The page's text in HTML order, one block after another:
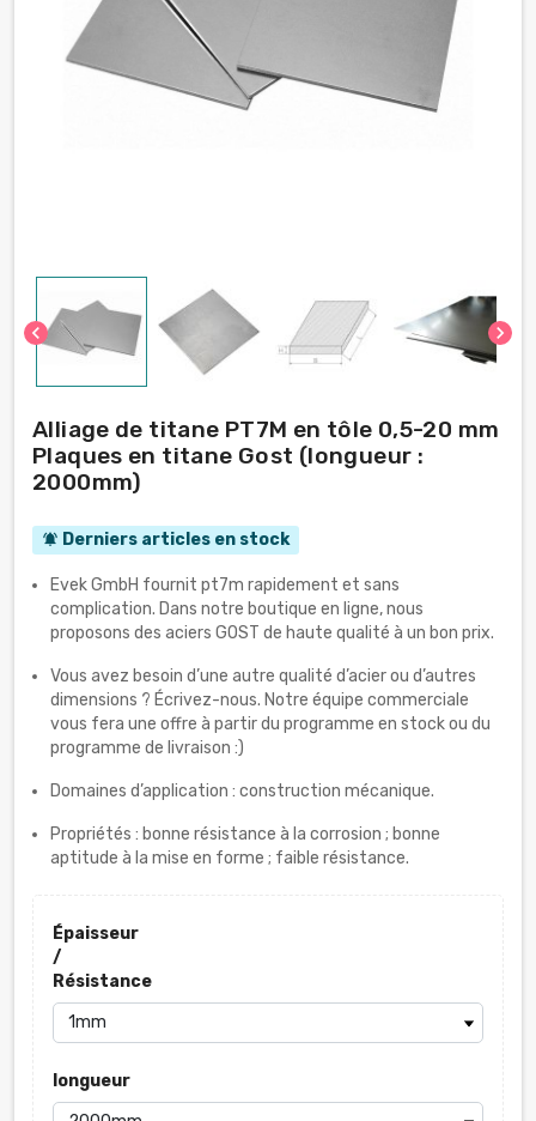
chevron_left chevron_right
Alliage de titane PT7M en tôle 0,5-20 mm
Plaques en titane Gost (longueur :
2000mm)
notifications_active Derniers articles en stock
Evek GmbH fournit pt7m rapidement et sans
complication. Dans notre boutique en ligne, nous
proposons des aciers GOST de haute qualité à un bon prix.
Vous avez besoin d’une autre qualité d’acier ou d’autres
dimensions ? Écrivez-nous. Notre équipe commerciale
vous fera une offre à partir du programme en stock ou du
programme de livraison :)
Domaines d’application : construction mécanique.
Propriétés : bonne résistance à la corrosion ; bonne
aptitude à la mise en forme ; faible résistance.
Épaisseur
/
Résistance
longueur